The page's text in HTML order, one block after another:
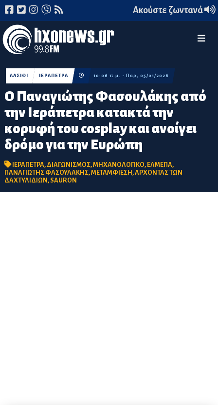
Ακούστε ζωντανά
Ο Παναγιώτης Φασουλάκης από
την Ιεράπετρα κατακτά την
κορυφή του cosplay και ανοίγει
δρόμο για την Ευρώπη
ΛΑΣΙΘΙ ΙΕΡΑΠΕΤΡΑ 10:06 π.μ. - Παρ, 05/01/2026
ΙΕΡΑΠΕΤΡΑ, ΔΙΑΓΩΝΙΣΜΟΣ,ΜΗΧΑΝΟΛΟΓΙΚΟ, ΕΛΜΕΠΑ,
ΠΑΝΑΓΙΩΤΗΣ ΦΑΣΟΥΛΑΚΗΣ,ΜΕΤΑΜΦΙΕΣΗ,ΑΡΧΟΝΤΑΣ ΤΩΝ
ΔΑΧΤΥΛΙΔΙΩΝ,SAURON